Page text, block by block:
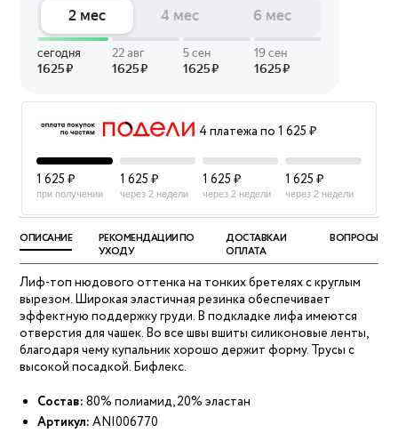
4 платежа по 1 625 ₽
1 625 ₽
при получении
1 625 ₽
через 2 недели
1 625 ₽
через 2 недели
1 625 ₽
через 2 недели
ОПИСАНИЕ
РЕКОМЕНДАЦИИ ПО
УХОДУ
ДОСТАВКА И
ОПЛАТА
ВОПРОСЫ
Лиф-топ нюдового оттенка на тонких бретелях с круглым
вырезом. Широкая эластичная резинка обеспечивает
эффектную поддержку груди. В подкладке лифа имеются
отверстия для чашек. Во все швы вшиты силиконовые ленты,
благодаря чему купальник хорошо держит форму. Трусы с
высокой посадкой. Бифлекс.
Состав: 80% полиамид, 20% эластан
Артикул: ANI006770